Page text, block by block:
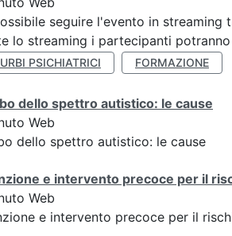
seguire l'evento in
lo streaming i partecipanti
PSICHIATRICI FORMAZIONE
dello spettro autistico: le cause
Web
dello spettro autistico: le cause
e intervento precoce per il
Web
e intervento precoce per il